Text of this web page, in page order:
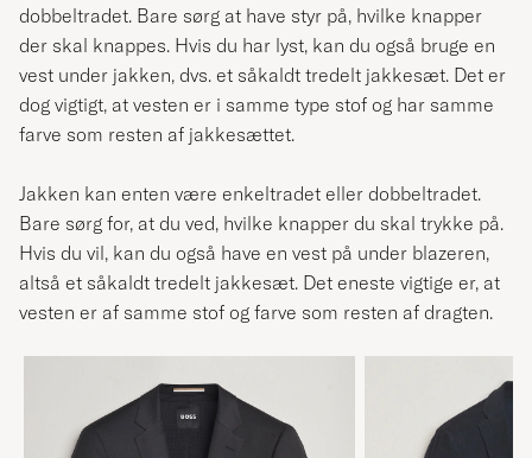
dobbeltradet. Bare sørg at have styr på, hvilke knapper
der skal knappes. Hvis du har lyst, kan du også bruge en
vest under jakken, dvs. et såkaldt tredelt jakkesæt. Det er
dog vigtigt, at vesten er i samme type stof og har samme
farve som resten af jakkesættet.
Jakken kan enten være enkeltradet eller dobbeltradet.
Bare sørg for, at du ved, hvilke knapper du skal trykke på.
Hvis du vil, kan du også have en vest på under blazeren,
altså et såkaldt tredelt jakkesæt. Det eneste vigtige er, at
vesten er af samme stof og farve som resten af ​​dragten.